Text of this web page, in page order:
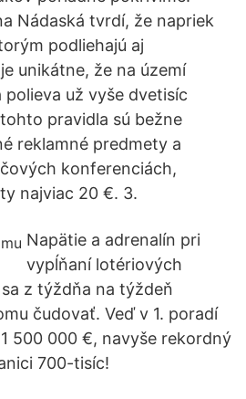
Nádaská tvrdí, že napriek
podliehajú aj
unikátne, že na území
polieva už vyše dvetisíc
pravidla sú bežne
reklamné predmety a
konferenciách,
najviac 20 €. 3.
Napätie a adrenalín pri
vypĺňaní lotériových
z týždňa na týždeň
čudovať. Veď v 1. poradí
500 000 €, navyše rekordný
700-tisíc!